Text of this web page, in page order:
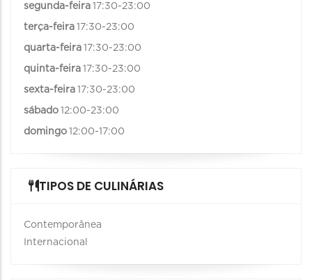
segunda-feira 17:30-23:00
terça-feira 17:30-23:00
quarta-feira 17:30-23:00
quinta-feira 17:30-23:00
sexta-feira 17:30-23:00
sábado 12:00-23:00
domingo 12:00-17:00
TIPOS DE CULINÁRIAS
Contemporânea
Internacional